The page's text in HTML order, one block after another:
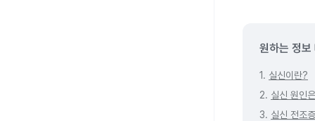
원하는 정보
1. 실신이란?
2. 실신 원인
3. 실신 전조